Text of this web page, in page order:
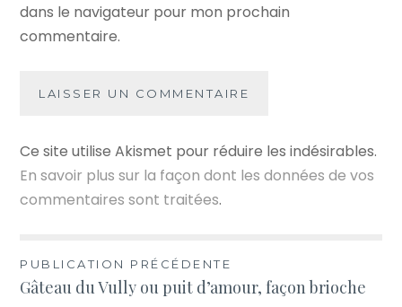
dans le navigateur pour mon prochain
commentaire.
Ce site utilise Akismet pour réduire les indésirables.
En savoir plus sur la façon dont les données de vos
commentaires sont traitées.
Navigation
de
PUBLICATION PRÉCÉDENTE
Gâteau du Vully ou puit d’amour, façon brioche